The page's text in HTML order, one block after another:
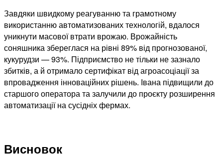
Завдяки швидкому реагуванню та грамотному
використанню автоматизованих технологій, вдалося
уникнути масової втрати врожаю. Врожайність
соняшника збереглася на рівні 89% від прогнозованої,
кукурудзи — 93%. Підприємство не тільки не зазнало
збитків, а й отримало сертифікат від агроасоціації за
впровадження інноваційних рішень. Івана підвищили до
старшого оператора та залучили до проєкту розширення
автоматизації на сусідніх фермах.
Висновок